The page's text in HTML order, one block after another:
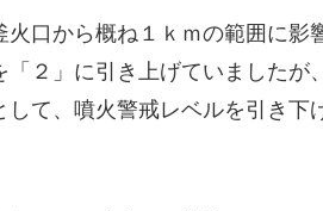
口から概ね１ｋｍの範囲に影
２」に引き上げていましたが
て、噴火警戒レベルを引き下